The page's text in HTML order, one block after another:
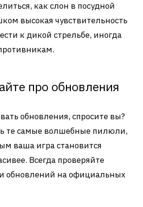
как слон в посудной
высокая чувствительность
к дикой стрельбе, иногда
про обновления
обновления, спросите вы?
те самые волшебные пилюли,
ваша игра становится
Всегда проверяйте
обновлений на официальных